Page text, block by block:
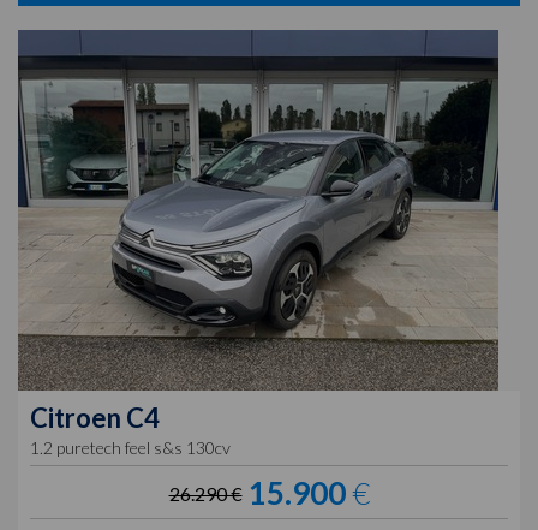
Citroen C4
1.2 puretech feel s&s 130cv
26.290 € 15.900€